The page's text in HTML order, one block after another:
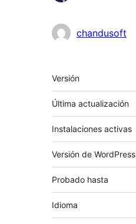
chandusoft
Meta
Versión
Última actualización
Instalaciones activas
Versión de WordPress
Probado hasta
Idioma